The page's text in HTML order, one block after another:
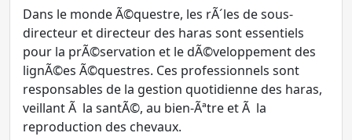
Dans le monde Ã©questre, les rÃ´les de sous-
directeur et directeur des haras sont essentiels
pour la prÃ©servation et le dÃ©veloppement des
lignÃ©es Ã©questres. Ces professionnels sont
responsables de la gestion quotidienne des haras,
veillant Ã la santÃ©, au bien-Ãªtre et Ã la
reproduction des chevaux.